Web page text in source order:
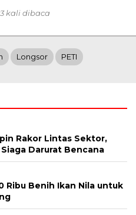
kali dibaca
Longsor PETI
Rakor Lintas Sektor,
Darurat Bencana
Ribu Benih Ikan Nila untuk